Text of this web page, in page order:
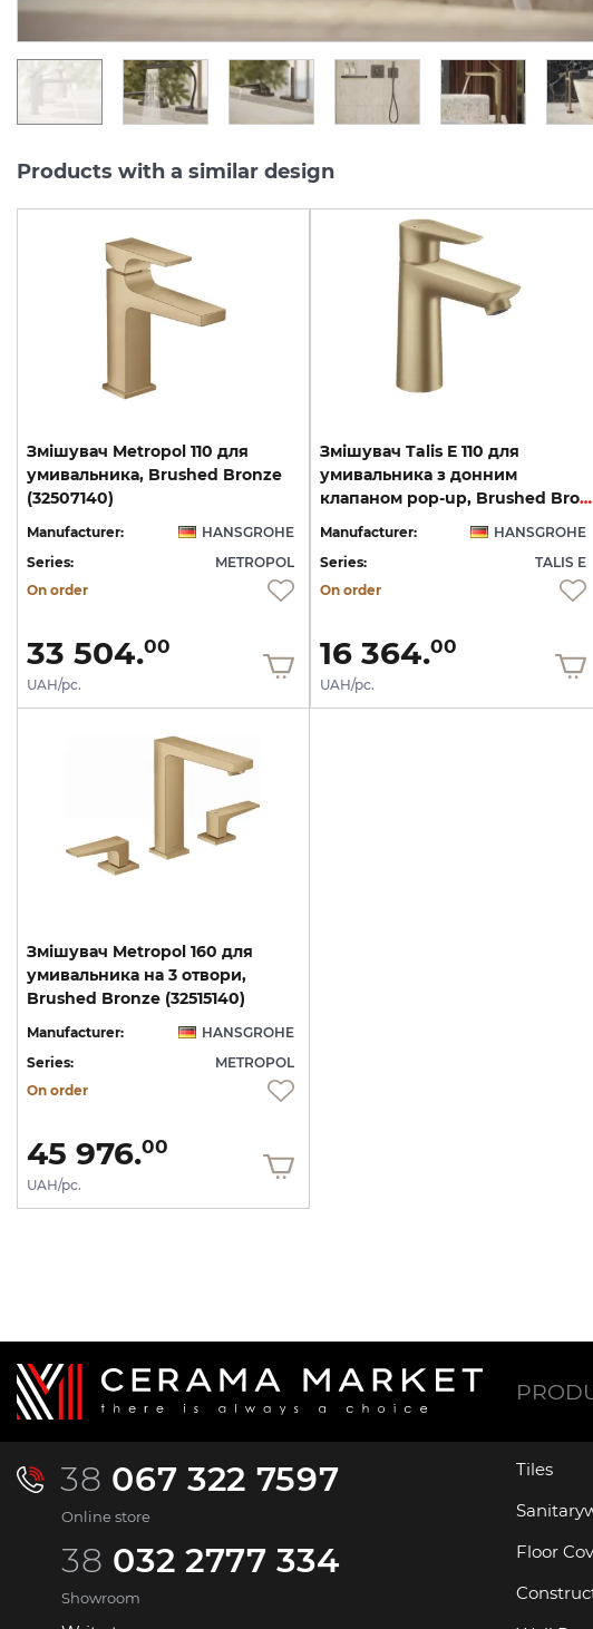
UAH/pc.
Products with a similar design
Змішувач Metropol 110 для
умивальника, Brushed Bronze
(32507140)
Manufacturer:
HANSGROHE
Series:
METROPOL
On order
33 504.00
UAH/pc.
Змішувач Talis E 110 для
умивальника з донним
клапаном pop-up, Brushed Bronze (71710140)
Manufacturer:
HANSGROHE
Series:
TALIS E
On order
16 364.00
UAH/pc.
Змішувач Metropol 160 для
умивальника на 3 отвори,
Brushed Bronze (32515140)
Manufacturer:
HANSGROHE
Series:
METROPOL
On order
45 976.00
UAH/pc.
38 067 322 7597
Online store
38 032 2777 334
Showroom
Tiles
Floor